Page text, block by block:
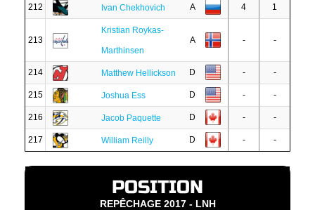
212 Ivan Chekhovich A 4 1
213
Kristian Roykas-
Marthinsen
A - -
214 Matthew Hellickson D - -
215 Joshua Ess D - -
216 Jacob Paquette D - -
217 William Reilly D - -
POSITION
REPÊCHAGE 2017 - LNH